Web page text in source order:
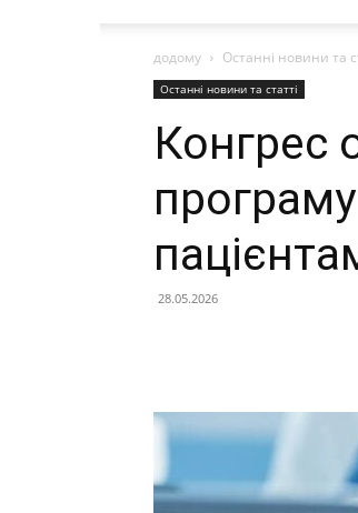
додому Останні новини та
Останні новини та статті
Конгрес
28.05.2026